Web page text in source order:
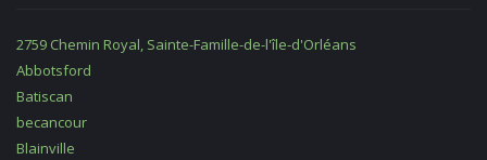
2759 Chemin Royal, Sainte-Famille-de-l'île-d'Orléans
Abbotsford
Batiscan
becancour
Blainville